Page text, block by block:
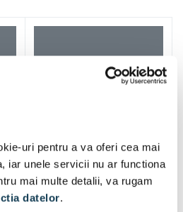
uri pentru a va oferi cea mai
iar unele servicii nu ar functiona
mai multe detalii, va rugam
datelor.